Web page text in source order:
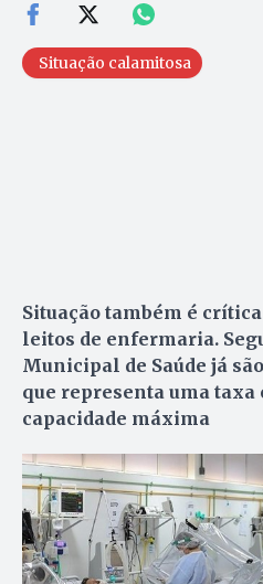
Situação calamitosa
Situação também é
leitos de enfermaria.
Municipal de Saúde já
que representa uma taxa
capacidade máxima